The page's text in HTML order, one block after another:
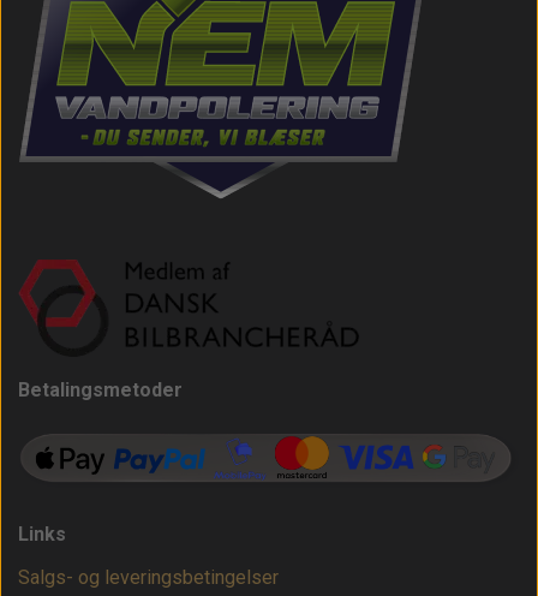
Betalingsmetoder
Links
Salgs- og leveringsbetingelser